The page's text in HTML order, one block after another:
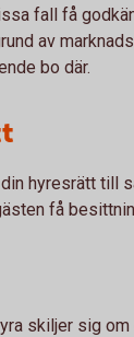
fall få
av
bo där.
hyresrätt till
få
skiljer sig om